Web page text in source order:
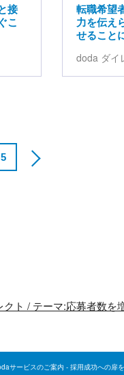
接
こ
転職希望
力を伝え
せること
doda ダイ
5
クト / テーマ:応募者数
サービスのご案内 - 採用成功への扉